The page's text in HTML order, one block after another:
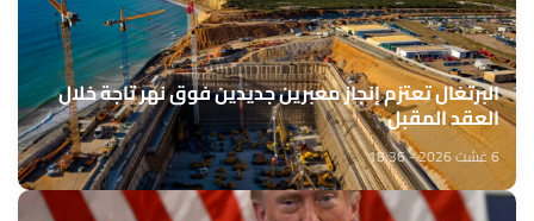
البرتغال تعتزم إنجاز معبرين جديدين فوق نهر تاجة خلال
العقد المقبل
6 غشت 2026 - 18:36